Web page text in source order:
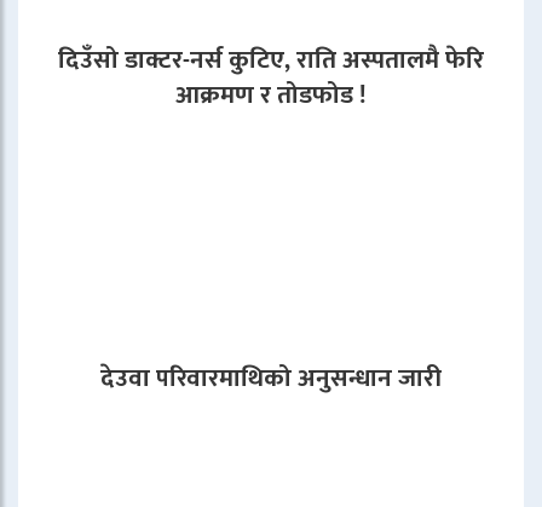
दिउँसो डाक्टर-नर्स कुटिए, राति अस्पतालमै फेरि
आक्रमण र तोडफोड !
देउवा परिवारमाथिको अनुसन्धान जारी